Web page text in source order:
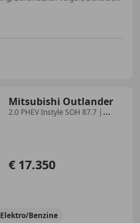
Mitsubishi Outlander
2.0 PHEV Instyle SOH 87.7 |
€ 17.350
Elektro/Benzine